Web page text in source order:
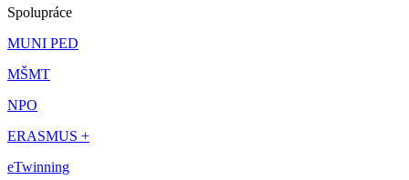
Spolupráce
MUNI PED
MŠMT
NPO
ERASMUS +
eTwinning